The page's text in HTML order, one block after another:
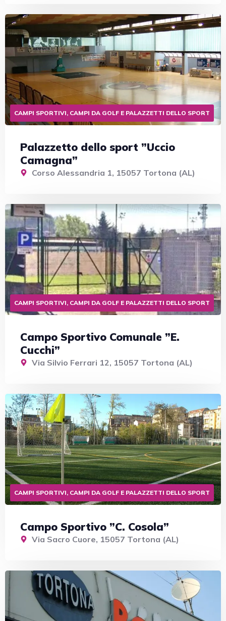
CAMPI SPORTIVI, CAMPI DA GOLF E PALAZZETTI DELLO SPORT
Palazzetto dello sport ”Uccio
Camagna”
Corso Alessandria 1, 15057 Tortona (AL)
CAMPI SPORTIVI, CAMPI DA GOLF E PALAZZETTI DELLO SPORT
Campo Sportivo Comunale ”E.
Cucchi”
Via Silvio Ferrari 12, 15057 Tortona (AL)
CAMPI SPORTIVI, CAMPI DA GOLF E PALAZZETTI DELLO SPORT
Campo Sportivo ”C. Cosola”
Via Sacro Cuore, 15057 Tortona (AL)